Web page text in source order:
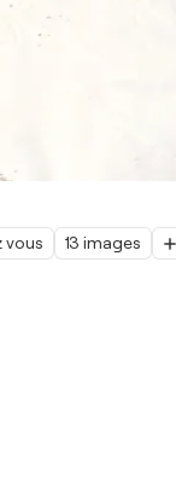
vous 13 images